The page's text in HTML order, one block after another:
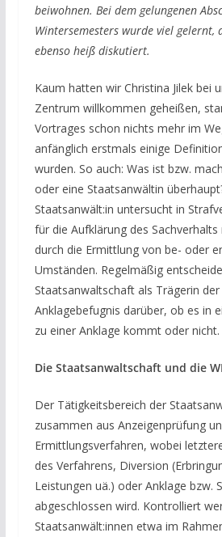
beiwohnen. Bei dem gelungenen
Wintersemesters wurde viel
ebenso heiß diskutiert.
Kaum hatten wir Christina Jilek bei
Zentrum willkommen geheißen,
Vortrages schon nichts mehr im
anfänglich erstmals einige
wurden. So auch: Was ist bzw.
oder eine Staatsanwältin
Staatsanwält:in untersucht in
für die Aufklärung des
durch die Ermittlung von be- oder
Umständen. Regelmäßig
Staatsanwaltschaft als Trägerin
Anklagebefugnis darüber, ob es in
zu einer Anklage kommt oder nicht.
Die Staatsanwaltschaft und die
Der Tätigkeitsbereich der
zusammen aus Anzeigenprüfung
Ermittlungsverfahren, wobei
des Verfahrens, Diversion
Leistungen uä.) oder Anklage bzw.
abgeschlossen wird. Kontrolliert
Staatsanwält:innen etwa im